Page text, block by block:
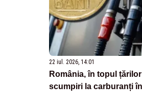
22 iul. 2026, 14:01
România, în topul
scumpiri la carburanți